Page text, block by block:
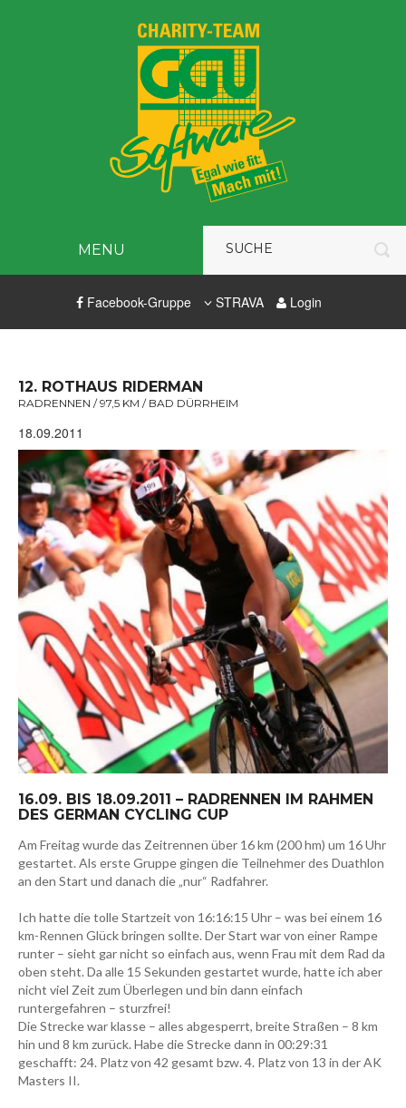
MENU
Facebook-Gruppe STRAVA Login
12. ROTHAUS RIDERMAN
RADRENNEN / 97,5 KM / BAD DÜRRHEIM
18.09.2011
16.09. BIS 18.09.2011 – RADRENNEN IM RAHMEN
DES GERMAN CYCLING CUP
Am Freitag wurde das Zeitrennen über 16 km (200 hm) um 16 Uhr
gestartet. Als erste Gruppe gingen die Teilnehmer des Duathlon
an den Start und danach die „nur“ Radfahrer.
Ich hatte die tolle Startzeit von 16:16:15 Uhr – was bei einem 16
km-Rennen Glück bringen sollte. Der Start war von einer Rampe
runter – sieht gar nicht so einfach aus, wenn Frau mit dem Rad da
oben steht. Da alle 15 Sekunden gestartet wurde, hatte ich aber
nicht viel Zeit zum Überlegen und bin dann einfach
runtergefahren – sturzfrei!
Die Strecke war klasse – alles abgesperrt, breite Straßen – 8 km
hin und 8 km zurück. Habe die Strecke dann in 00:29:31
geschafft: 24. Platz von 42 gesamt bzw. 4. Platz von 13 in der AK
Masters II.